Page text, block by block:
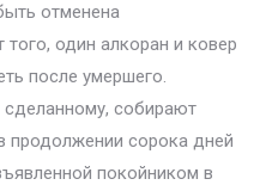
отменена
один алкоран и ковер
после умершего.
собирают
продолжении сорока дней
покойником в